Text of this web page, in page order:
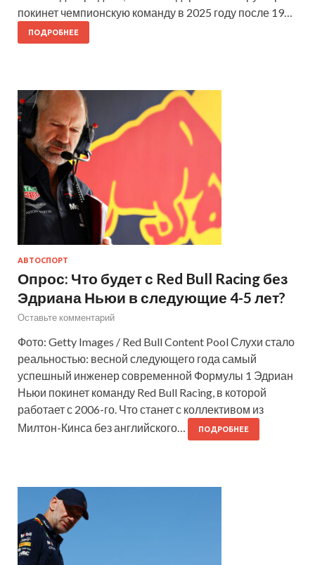
покинет чемпионскую команду в 2025 году после 19…
ПОДРОБНЕЕ
АВТОСПОРТ
Опрос: Что будет с Red Bull Racing без
Эдриана Ньюи в следующие 4-5 лет?
Оставьте комментарий
Фото: Getty Images / Red Bull Content Pool Слухи стало
реальностью: весной следующего года самый
успешный инженер современной Формулы 1 Эдриан
Ньюи покинет команду Red Bull Racing, в которой
работает с 2006-го. Что станет с коллективом из
Милтон-Кинса без английского…
ПОДРОБНЕЕ